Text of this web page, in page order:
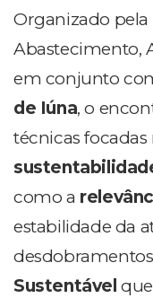
Organizado
Abastecimento,
em conjunto
de Iúna, o
técnicas focadas
como a
estabilidade da
Sustentável